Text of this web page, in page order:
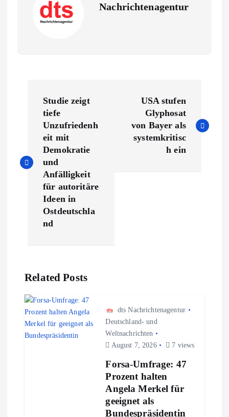
Nachrichtenagentur
t
n
a
v
Studie zeigt
tiefe
Unzufriedenh
eit mit
Demokratie
und
Anfälligkeit
für autoritäre
Ideen in
Ostdeutschla
nd
USA stufen
Glyphosat
von Bayer als
systemkritisc
h ein
Related Posts
dts Nachrichtenagentur
Deutschland- und
Weltnachrichten
August 7, 2026
7 views
Forsa-Umfrage: 47
Prozent halten
Angela Merkel für
geeignet als
Bundespräsidentin